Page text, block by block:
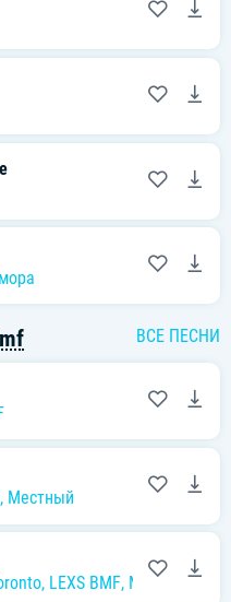
ВСЕ ПЕСНИ
, Местный
, LEXS BMF, Местный